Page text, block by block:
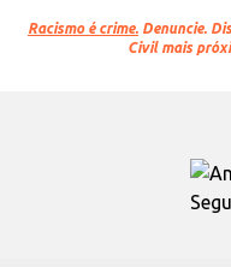
Racismo é crime. Denuncie.
Civil mais